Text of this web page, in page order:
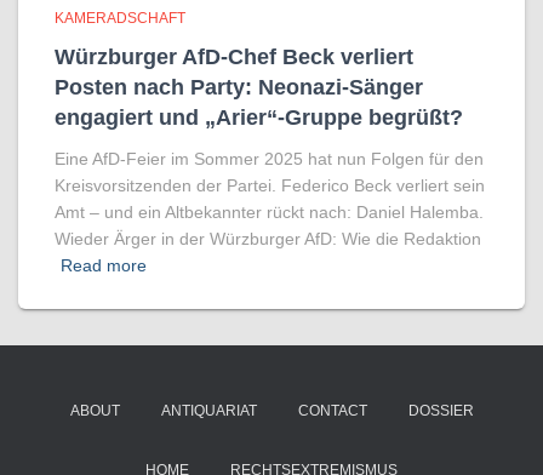
KAMERADSCHAFT
Würzburger AfD-Chef Beck verliert
Posten nach Party: Neonazi-Sänger
engagiert und „Arier“-Gruppe begrüßt?
Eine AfD-Feier im Sommer 2025 hat nun Folgen für den
Kreisvorsitzenden der Partei. Federico Beck verliert sein
Amt – und ein Altbekannter rückt nach: Daniel Halemba.
Wieder Ärger in der Würzburger AfD: Wie die Redaktion
Read more
ABOUT ANTIQUARIAT CONTACT DOSSIER
HOME RECHTSEXTREMISMUS